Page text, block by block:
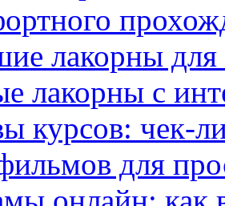
лакорны для
лакорны с
курсов: чек-
для